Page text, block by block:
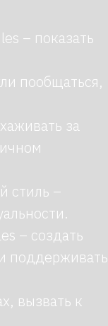
– показать
пообщаться,
за
стиль –
– создать
поддерживать
вызвать к